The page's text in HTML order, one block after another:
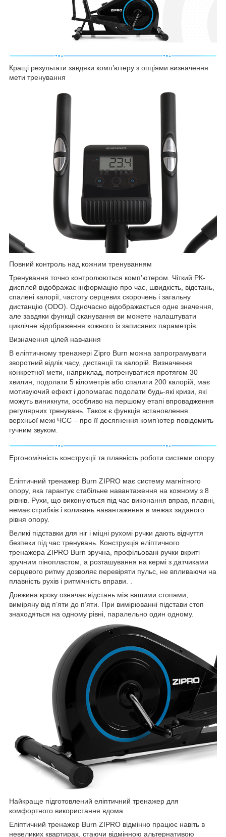
Кращі результати завдяки комп’ютеру з опціями визначення
мети тренування
Повний контроль над кожним тренуванням
Тренування точно контролюються комп’ютером. Чіткий РК-
дисплей відображає інформацію про час, швидкість, відстань,
спалені калорії, частоту серцевих скорочень і загальну
дистанцію (ODO). Одночасно відображається одне значення,
але завдяки функції сканування ви можете налаштувати
циклічне відображення кожного із записаних параметрів.
Визначення цілей навчання
В еліптичному тренажері Zipro Burn можна запрограмувати
зворотний відлік часу, дистанції та калорій. Визначення
конкретної мети, наприклад, потренуватися протягом 30
хвилин, подолати 5 кілометрів або спалити 200 калорій, має
мотивуючий ефект і допомагає подолати будь-які кризи, які
можуть виникнути, особливо на першому етапі впровадження
регулярних тренувань. Також є функція встановлення
верхньої межі ЧСС – про її досягнення комп’ютер повідомить
гучним звуком.
Ергономічність конструкції та плавність роботи системи опору
Еліптичний тренажер Burn ZIPRO має систему магнітного
опору, яка гарантує стабільне навантаження на кожному з 8
рівнів. Рухи, що виконуються під час виконання вправ, плавні,
немає стрибків і коливань навантаження в межах заданого
рівня опору.
Великі підставки для ніг і міцні рухомі ручки дають відчуття
безпеки під час тренувань. Конструкція еліптичного
тренажера ZIPRO Burn зручна, профільовані ручки вкриті
зручним пінопластом, а розташування на кермі з датчиками
серцевого ритму дозволяє перевіряти пульс, не впливаючи на
плавність рухів і ритмічність вправи. .
Довжина кроку означає відстань між вашими стопами,
виміряну від п’яти до п’яти. При вимірюванні підстави стоп
знаходяться на одному рівні, паралельно один одному.
Найкраще підготовлений еліптичний тренажер для
комфортного використання вдома
Еліптичний тренажер Burn ZIPRO відмінно працює навіть в
невеликих квартирах, стаючи відмінною альтернативою